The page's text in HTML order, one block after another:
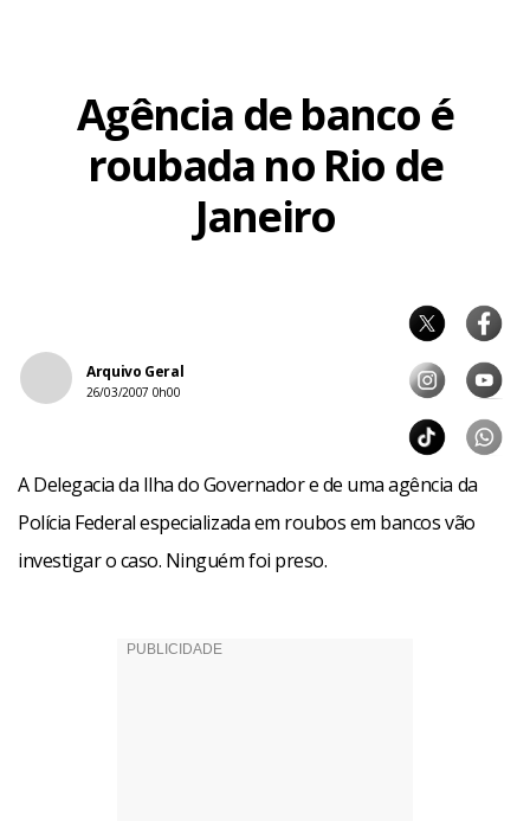
Agência de banco é
roubada no Rio de
Janeiro
Arquivo Geral
26/03/2007 0h00
A Delegacia da Ilha do Governador e de uma agência da
Polícia Federal especializada em roubos em bancos vão
investigar o caso. Ninguém foi preso.